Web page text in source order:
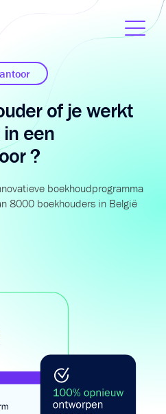
of je werkt
een
?
boekhoudprogramma
8000 boekhouders in België